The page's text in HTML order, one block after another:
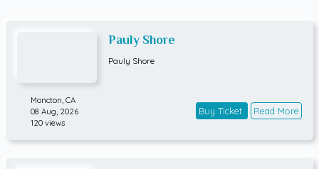
Pauly Shore
Pauly Shore
Moncton, CA
08 Aug, 2026
120 views
Buy Ticket Read More